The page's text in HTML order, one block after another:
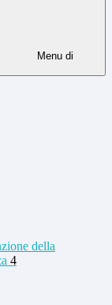
Menu di
della
4